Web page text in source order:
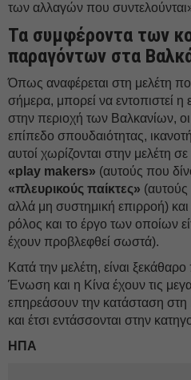
των αλλαγών που
Τα συμφέροντα των
παραγόντων στα
Όπως αναφέρεται στη μελέτη
σήμερα, μπορεί να εντοπιστεί
στην περιοχή των Βαλκανίων,
επίπεδο σπουδαιότητας,
αυτοί χωρίζονται στην μελέτη σε
«play makers» (αυτούς που
«πλευρικούς παίκτες»
αλλά μη συστημική επιρροή)
ρόλος και το έργο των οποίων
έχουν προβλεφθεί σωστά).
Κατά την μελέτη, είναι
Ένωση και η Κίνα έχουν τις
επηρεάσουν την κατάσταση
και έτσι εντάσσονται στην
ΗΠΑ